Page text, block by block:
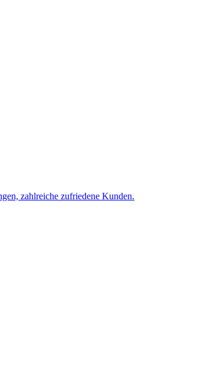
zahlreiche zufriedene Kunden.